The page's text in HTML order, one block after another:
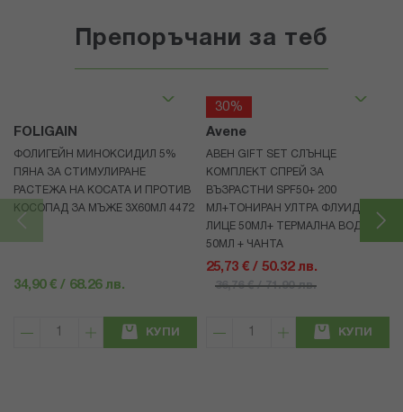
Препоръчани за теб
FOLIGAIN
ФОЛИГЕЙН МИНОКСИДИЛ 5%
ПЯНА ЗА СТИМУЛИРАНЕ
РАСТЕЖА НА КОСАТА И ПРОТИВ
КОСОПАД ЗА МЪЖЕ 3X60МЛ 4472
34,90 € / 68.26 лв.
КУПИ
30%
Avene
АВЕН GIFT SET СЛЪНЦЕ
КОМПЛЕКТ СПРЕЙ ЗА
ВЪЗРАСТНИ SPF50+ 200
МЛ+ТОНИРАН УЛТРА ФЛУИД ЗА
ЛИЦЕ 50МЛ+ ТЕРМАЛНА ВОДА
50МЛ + ЧАНТА
25,73 € / 50.32 лв.
36,76 € / 71.90 лв.
КУПИ